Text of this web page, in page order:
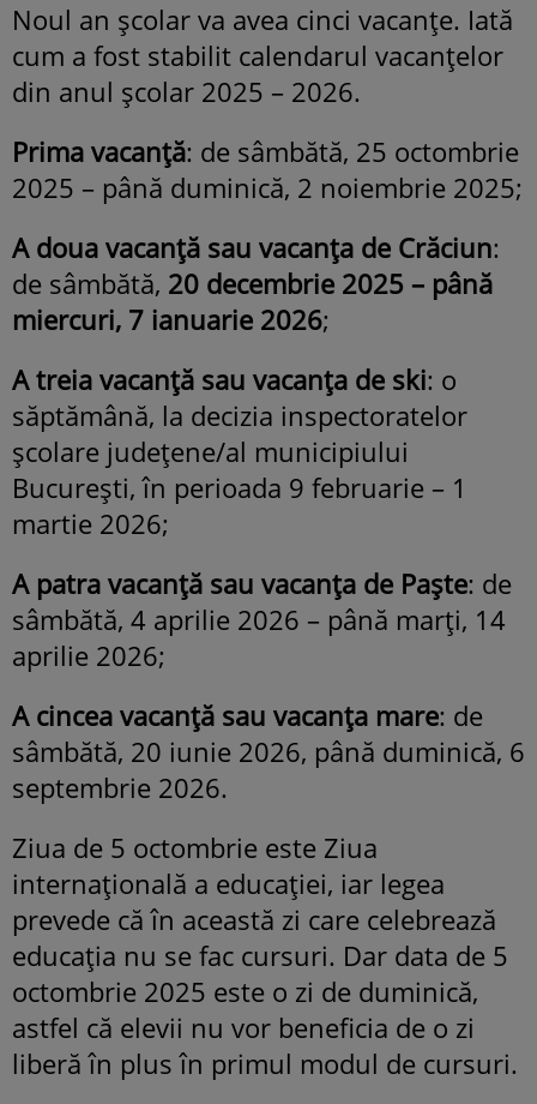
Noul an școlar va avea cinci vacanțe. Iată
cum a fost stabilit calendarul vacanțelor
din anul școlar 2025 – 2026.
Prima vacanță: de sâmbătă, 25 octombrie
2025 – până duminică, 2 noiembrie 2025;
A doua vacanță sau vacanța de Crăciun:
de sâmbătă, 20 decembrie 2025 – până
miercuri, 7 ianuarie 2026;
A treia vacanță sau vacanța de ski: o
săptămână, la decizia inspectoratelor
școlare județene/al municipiului
București, în perioada 9 februarie – 1
martie 2026;
A patra vacanță sau vacanța de Paște: de
sâmbătă, 4 aprilie 2026 – până marți, 14
aprilie 2026;
A cincea vacanță sau vacanța mare: de
sâmbătă, 20 iunie 2026, până duminică, 6
septembrie 2026.
Ziua de 5 octombrie este Ziua
internaţională a educaţiei, iar legea
prevede că în această zi care celebrează
educația nu se fac cursuri. Dar data de 5
octombrie 2025 este o zi de duminică,
astfel că elevii nu vor beneficia de o zi
liberă în plus în primul modul de cursuri.